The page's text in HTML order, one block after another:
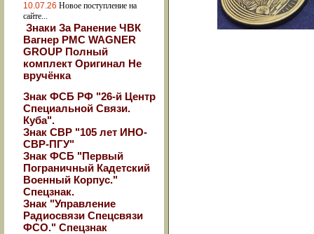
10.07.26 Новое поступление на
сайте...
Знаки За Ранение ЧВК
Вагнер РМС WAGNER
GROUP Полный
комплект Оригинал Не
вручёнка
Знак ФСБ РФ "26-й Центр
Специальной Связи.
Куба".
Знак СВР "105 лет ИНО-
СВР-ПГУ"
Знак ФСБ "Первый
Пограничный Кадетский
Военный Корпус."
Спецзнак.
Знак "Управление
Радиосвязи Спецсвязи
ФСО." Спецзнак